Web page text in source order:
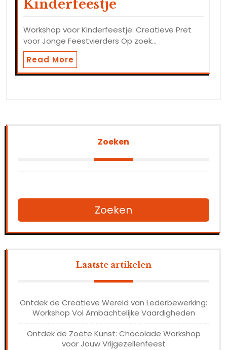
Kinderfeestje
Workshop voor Kinderfeestje: Creatieve Pret
voor Jonge Feestvierders Op zoek…
Read More
Zoeken
Zoeken
Laatste artikelen
Ontdek de Creatieve Wereld van Lederbewerking:
Workshop Vol Ambachtelijke Vaardigheden
Ontdek de Zoete Kunst: Chocolade Workshop
voor Jouw Vrijgezellenfeest